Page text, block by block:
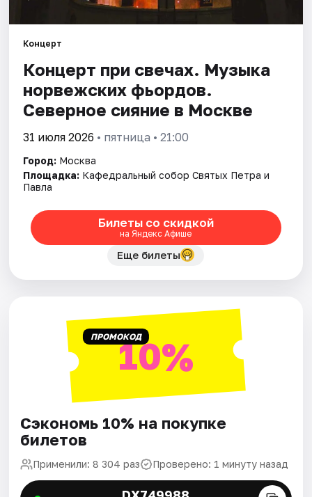
Площадки
Артисты
Рейтинги
Концерт
Концерт при свечах. Музыка
норвежских фьордов.
Северное сияние в Москве
31 июля 2026 • пятница • 21:00
Город: Москва
Площадка: Кафедральный собор Святых Петра и
Павла
Билеты со скидкой
на Яндекс Афише
Еще билеты
ПРОМОКОД10%
Сэкономь 10% на покупке
билетов
Применили: 8 304 раз Проверено: 1 минуту назад